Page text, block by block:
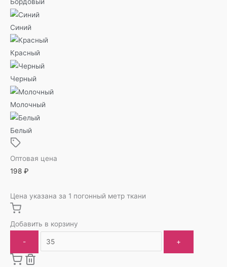
Синий
Красный
Черный
Молочный
Белый
Оптовая цена
198 ₽
Цена указана за 1 погонный метр ткани
Добавить в корзину
- +